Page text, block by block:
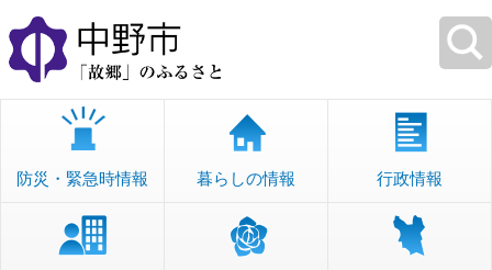
本
文
へ
移
防災・緊急時情報 暮らしの情報 行政情報